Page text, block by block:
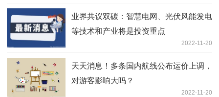
业界共议双碳：智慧电网、光伏风能发电
等技术和产业将是投资重点
2022-11-20
天天消息！多条国内航线公布运价上调，
对游客影响大吗？
2022-11-20